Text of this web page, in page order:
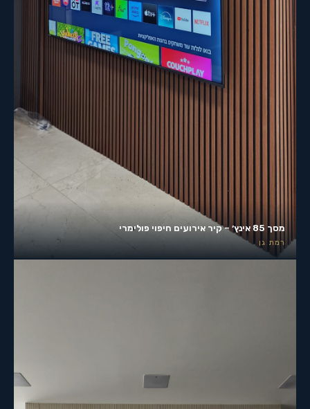
מסך 85 אינץ׳ – קיר אירועים חיפוי פולימרי
רמת גן